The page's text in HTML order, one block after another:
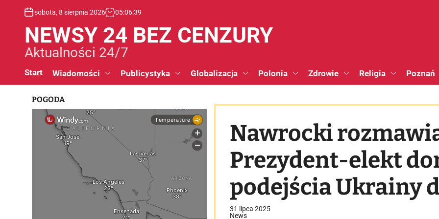
sobota, 8 sierpnia 2026 05:06:40
NEWSY 24 BEZ CENZURY
Aktualności 24/7
Start Wiadomości Publicystyka Globalizacja Polonia Zdrowie Religia Poznań
Nawrocki
Prezydent-elekt
podejścia Ukrainy
31 lipca 2025
News
POGODA